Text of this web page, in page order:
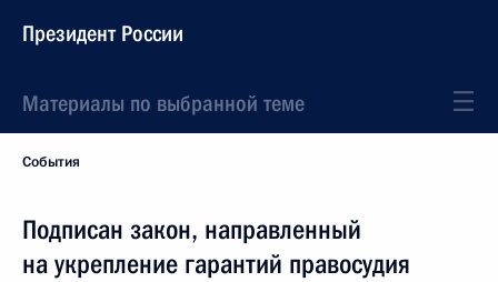
Президент России
Материалы по выбранной теме
События
Подписан закон, направленный
на укрепление гарантий правосудия